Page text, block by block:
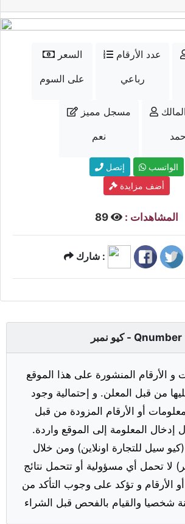
السعر
على السوم
عدد الأرقام
رباعي
مسجل مميز
نعم
حمد
إتصل
الواتسب
أضف مزايدة
المشاهدات : 89
شارك :
كيو نمبر - Qnumber
و الأرقام المنشورة على هذا الموقع
من قبل المعلن. و إحتمالية وجود
أو الأرقام المزودة من قبل
إدخال المعلومة إلى الموقع واردة.
سيل للتجارة اونلاين) ومن خلال
لا تحمل أي مسؤولية أو تتحمل نتائج
الأرقام و تؤكد على وجوب التأكد من